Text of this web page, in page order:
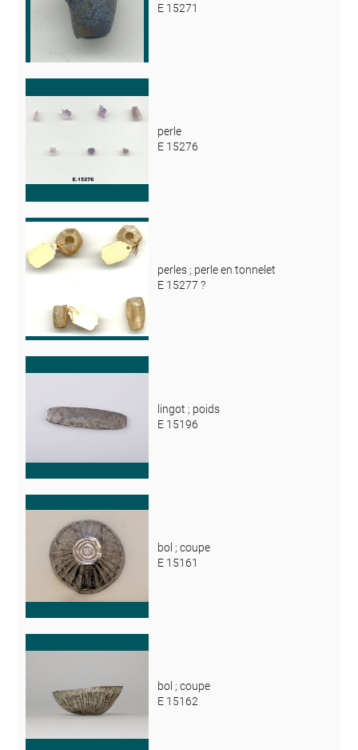
E 15271
perle
E 15276
perles ; perle en tonnelet
E 15277 ?
lingot ; poids
E 15196
bol ; coupe
E 15161
bol ; coupe
E 15162